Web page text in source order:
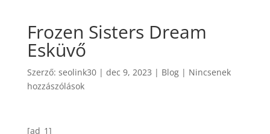
Frozen Sisters Dream
Esküvő
Szerző: seolink30| dec 9, 2023 | Blog| Nincsenek
hozzászólások
[ad_1]